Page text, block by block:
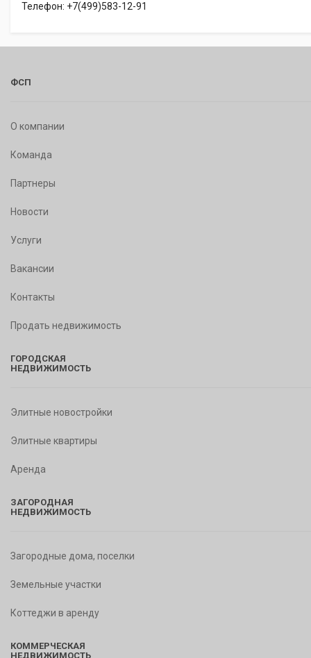
Телефон: +7(499)583-12-91
ФСП
О компании
Команда
Партнеры
Новости
Услуги
Вакансии
Контакты
Продать недвижимость
ГОРОДСКАЯ
НЕДВИЖИМОСТЬ
Элитные новостройки
Элитные квартиры
Аренда
ЗАГОРОДНАЯ
НЕДВИЖИМОСТЬ
Загородные дома, поселки
Земельные участки
Коттеджи в аренду
КОММЕРЧЕСКАЯ
НЕДВИЖИМОСТЬ